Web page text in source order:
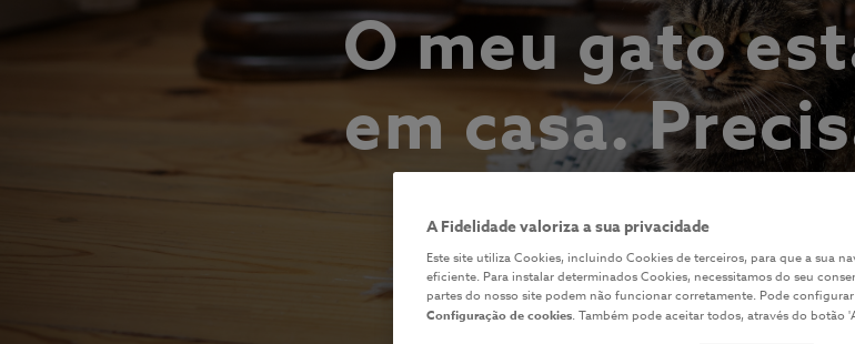
O meu gato
em casa.
de
SAÚDE ANIMAL
A Fidelidade valoriza a sua privacidade
Este site utiliza Cookies, incluindo Cookies de terceiros, para que a sua
eficiente. Para instalar determinados Cookies, necessitamos do seu
partes do nosso site podem não funcionar corretamente. Pode
Configuração de cookies. Também pode aceitar todos, através do botão